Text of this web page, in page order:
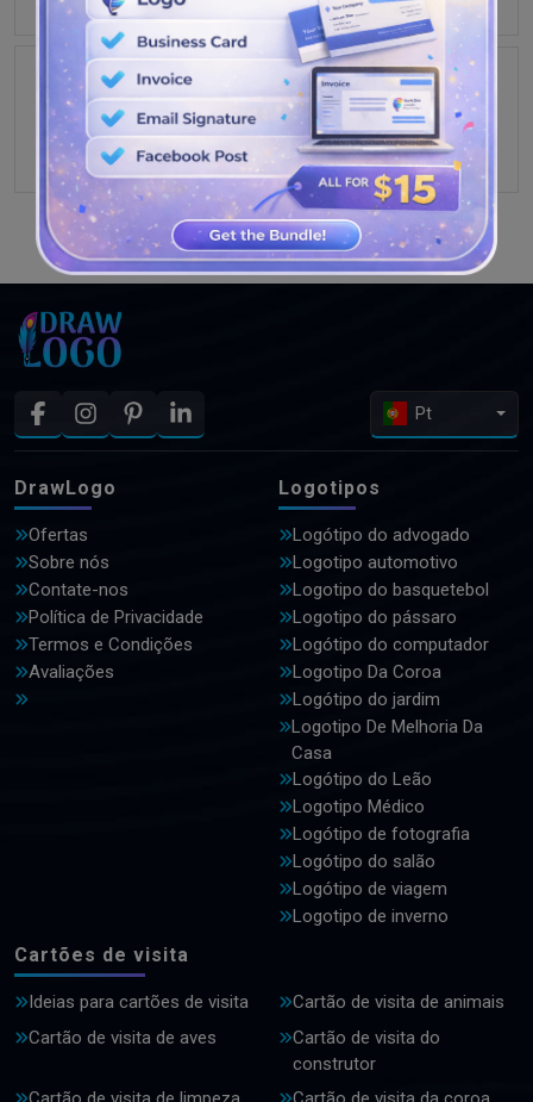
VEJA MAIS PROJETOS
Pt
DrawLogo
Ofertas
Sobre nós
Contate-nos
Política de Privacidade
Termos e Condições
Avaliações
Logotipos
Logótipo do advogado
Logotipo automotivo
Logotipo do basquetebol
Logotipo do pássaro
Logótipo do computador
Logotipo Da Coroa
Logótipo do jardim
Logotipo De Melhoria Da
Casa
Logótipo do Leão
Logotipo Médico
Logótipo de fotografia
Logótipo do salão
Logótipo de viagem
Logotipo de inverno
Cartões de visita
Ideias para cartões de visita
Cartão de visita de animais
Cartão de visita de aves
Cartão de visita do
construtor